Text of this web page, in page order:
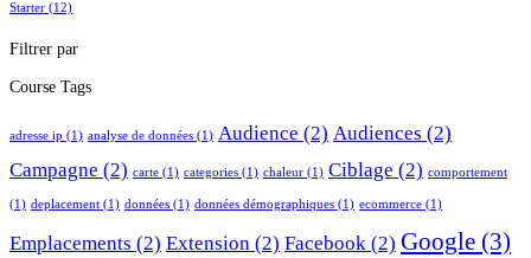
Starter (12)
Filtrer par
Course Tags
adresse ip (1) analyse de données (1) Audience (2) Audiences (2)
Campagne (2) carte (1) categories (1) chaleur (1) Ciblage (2) comportement
(1) deplacement (1) données (1) données démographiques (1) ecommerce (1)
Emplacements (2) Extension (2) Facebook (2) Google (3)